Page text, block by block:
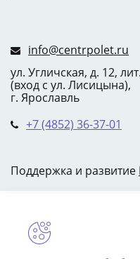
«Полет»
info@centrpolet.ru
ул. Угличская, д. 12,
(вход с ул. Лисицына),
г. Ярославль
+7 (4852) 36-37-01
Поддержка и развитие